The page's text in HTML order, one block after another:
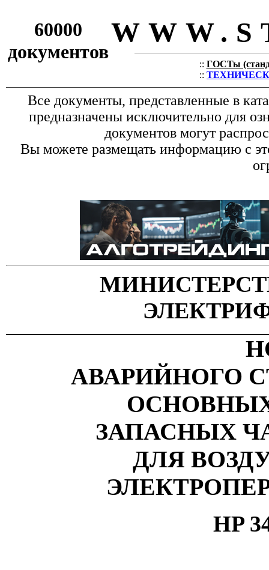
60000
документов
:: ГОСТы
::
Все документы, представленные в
предназначены исключительно для
документов могут
Вы можете размещать информацию с
АВАРИЙНОГО
ОСНОВН
ЗАПАСНЫХ
ДЛЯ ВОЗ
ЭЛЕК
HP